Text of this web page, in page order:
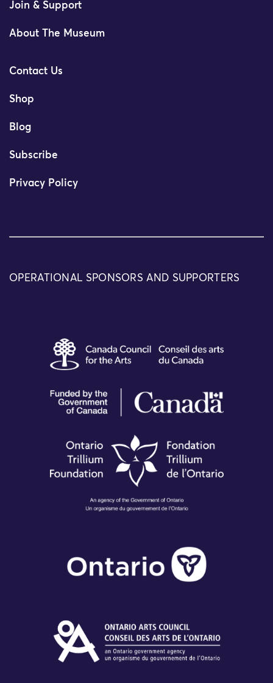
Join & Support
About The Museum
Contact Us
Shop
Blog
Subscribe
Privacy Policy
OPERATIONAL SPONSORS AND SUPPORTERS